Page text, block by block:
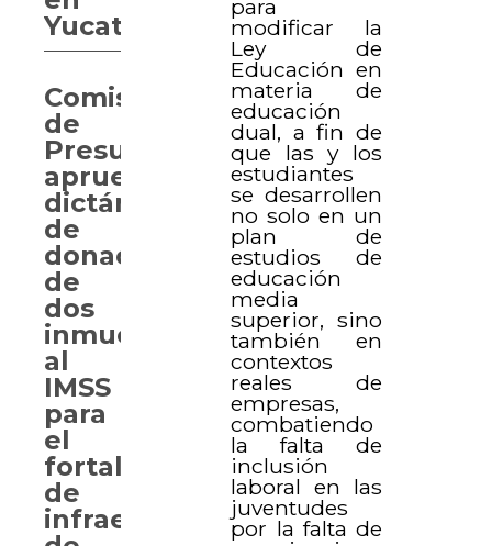
para
modificar la
Ley de
Educación en
materia de
educación
dual, a fin de
que las y los
estudiantes
se desarrollen
no solo en un
plan de
estudios de
educación
media
superior, sino
también en
contextos
reales de
empresas,
combatiendo
la falta de
inclusión
laboral en las
juventudes
por la falta de
Yucatán
Comisión
de
Presupuesto
aprueba
dictámenes
de
donación
de
dos
inmuebles
al
IMSS
para
el
fortalecimiento
de
infraestructura